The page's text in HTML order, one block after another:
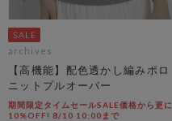
archives
【高機能】配色透かし編みポロ
ニットプルオーバー
期間限定タイムセールSALE価格から更に
10%OFF! 8/10 10:00まで